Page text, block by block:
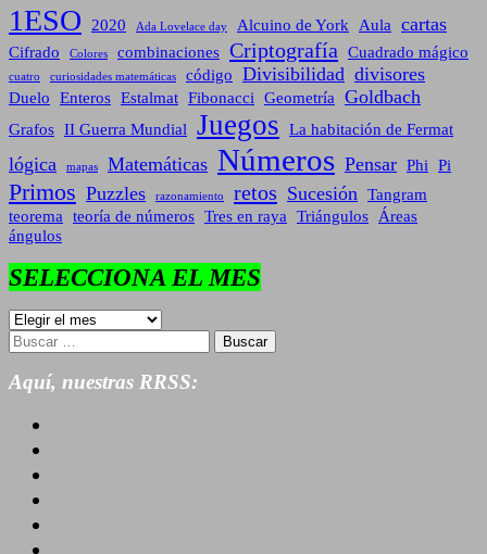
1ESO 2020 Ada Lovelace day Alcuino de York Aula cartas
Cifrado Colores combinaciones Criptografía Cuadrado mágico
cuatro curiosidades matemáticas código Divisibilidad divisores
Duelo Enteros Estalmat Fibonacci Geometría Goldbach
Grafos II Guerra Mundial Juegos La habitación de Fermat
lógica mapas Matemáticas Números Pensar Phi Pi
Primos Puzzles razonamiento retos Sucesión Tangram
teorema teoría de números Tres en raya Triángulos Áreas
ángulos
SELECCIONA EL MES
SELECCIONA
EL
MES
Buscar:
Aquí, nuestras RRSS: